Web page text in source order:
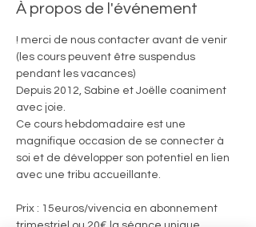
À propos de l'événement
! merci de nous contacter avant de venir
(les cours peuvent être suspendus
pendant les vacances)
Depuis 2012, Sabine et Joëlle coaniment
avec joie.
Ce cours hebdomadaire est une
magnifique occasion de se connecter à
soi et de développer son potentiel en lien
avec une tribu accueillante.
Prix : 15euros/vivencia en abonnement